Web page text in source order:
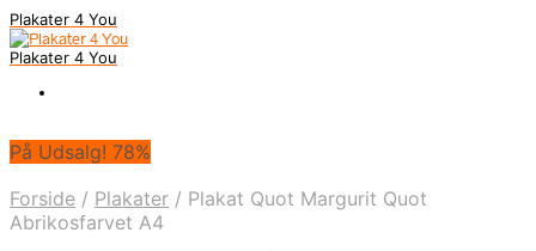
Plakater 4 You
Plakater 4 You
På Udsalg! 78%
Forside / Plakater / Plakat Quot Margurit Quot
Abrikosfarvet A4